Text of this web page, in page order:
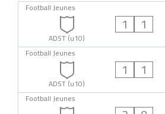
Football Jeunes
ADST (u10)
1 1
Football Jeunes
ADST (u10)
1 1
Football Jeunes